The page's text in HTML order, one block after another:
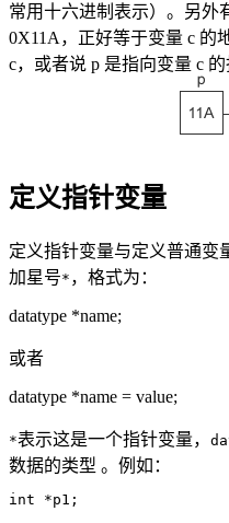
常用十六进制表示）。另外
0X11A，正好等于变量 c 的
c，或者说 p 是指向变量 c 的
定义指针变量
定义指针变量与定义普通变
加星号* ，格式为：
datatype *name;
或者
datatype *name = value;
*表示这是一个指针变量，
数据的类型 。例如：
int *p1;